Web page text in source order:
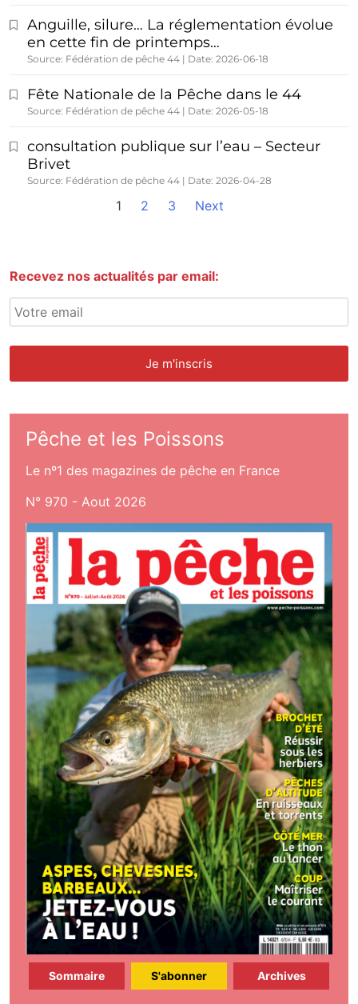
Anguille, silure… La réglementation évolue
en cette fin de printemps…
Source: Fédération de pêche 44 Date: 2026-06-18
Fête Nationale de la Pêche dans le 44
Source: Fédération de pêche 44 Date: 2026-05-18
consultation publique sur l’eau – Secteur
Brivet
Source: Fédération de pêche 44 Date: 2026-04-28
1 2 3 Next
Recevez nos actualités par email:
Pêche et les Poissons
Le nº1 des magazines de pêche en France
N° 970 - Aout 2026
Sommaire S'abonner Archives